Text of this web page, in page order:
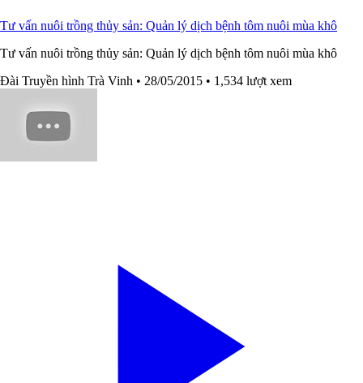
Tư vấn nuôi trồng thủy sản: Quản lý dịch bệnh tôm nuôi mùa khô
Tư vấn nuôi trồng thủy sản: Quản lý dịch bệnh tôm nuôi mùa khô
Đài Truyền hình Trà Vinh • 28/05/2015 • 1,534 lượt xem